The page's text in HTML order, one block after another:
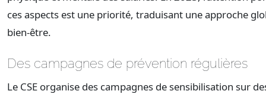
ces aspects est une priorité, traduisant une approche
bien-être.
Des campagnes de prévention régulières
Le CSE organise des campagnes de sensibilisation sur